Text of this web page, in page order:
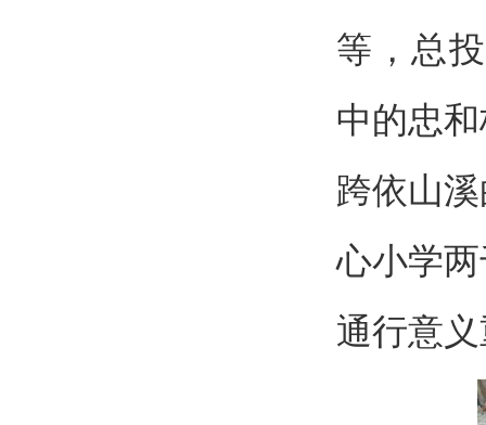
等，总
中的忠
跨依山
心小学
通行意